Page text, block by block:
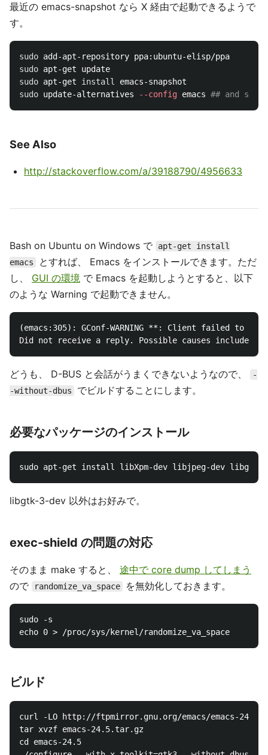
最近の emacs-snapshot なら X 経由で起動できるようで
す。
sudo
sudo
sudo apt-get install
sudo update-alternatives --config emacs ## and
See Also
http://stackoverflow.com/a/39188790/4956633
Bash on Ubuntu on Windows で
apt-get install
emacs
とすれば、 Emacs をインストールできます。ただ
し、 GUI の環境 で Emacs を起動しようとすると、以下
のような Warning で起動できません。
(emacs:305): GConf-WARNING **: Client failed to
どうも、 D-BUS と会話がうまくできないようなので、
-
-without-dbus
でビルドすることにします。
必要なパッケージのインストール
libgtk-3-dev 以外はお好みで。
exec-shield の問題の対応
そのまま make すると、 途中で core dump してしまう
ので
randomize_va_space を無効化しておきます。
sudo -s
ビルド
curl -LO http://ftpmirror.gnu.org/emacs/emacs-
tar xvzf emacs-24.5.tar.gz
cd emacs-24.5